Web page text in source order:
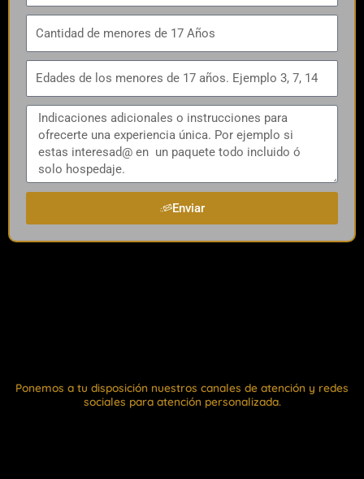
Enviar
Ponemos a tu disposición nuestros canales de atención y redes
sociales para atención personalizada.